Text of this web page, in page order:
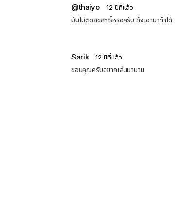
@thaiyo 12 ปีที่แล้ว
มันไม่ติดลิขสิทธิ์หรอครับ ถึงเอามาทำได้
Sarik 12 ปีที่แล้ว
ขอบคุณครับอยากเล่นมานาน